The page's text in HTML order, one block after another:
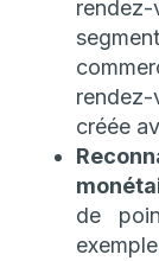
rendez-
créée
de